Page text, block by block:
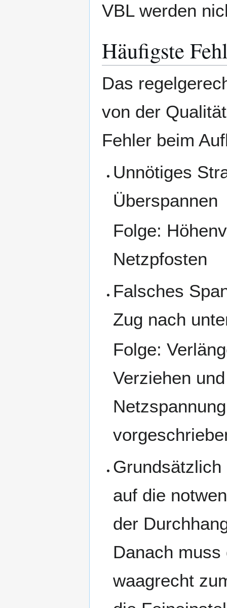
VBL werden
Häufigste
Das
von der
Fehler beim
Unnötiges
Überspannen
Folge:
Netzpfosten
Falsches
Zug nach
Folge:
Verziehen
auf die
der
Danach
waagrecht